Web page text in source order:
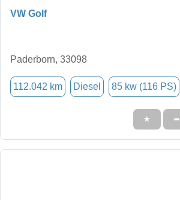
VW Golf
Paderborn, 33098
112.042 km Diesel 85 kw (116 PS)
★ ➦